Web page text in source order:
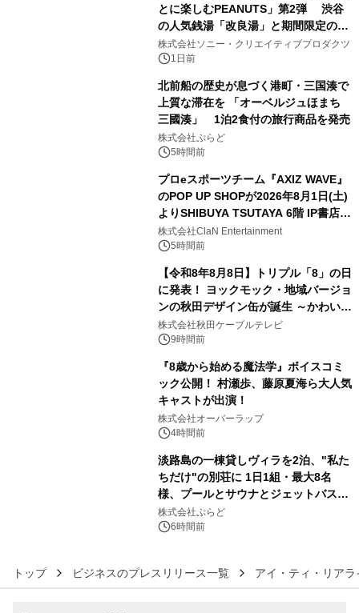
とに楽しむPEANUTS」第2弾 渋谷
の人気銭湯「改良湯」と期間限定のコ
ラボレーション サウナイキタイコラ
ボグッズも発売決定！
株式会社ソニー・クリエイティブプロダクツ
1日前
北前船の歴史が息づく港町・三国湊で
上質な滞在を 「オーベルジュほまち
三國湊」 1泊2食付の旅行商品を発売
株式会社ぷらど
5時間前
プロeスポーツチーム『AXIZ WAVE』
のPOP UP SHOPが2026年8月1日(土)
よりSHIBUYA TSUTAYA 6階 IP書店で
開催決定！！
株式会社ClaN Entertainment
5時間前
【令和8年8月8日】トリプル「8」の日
に発表！ ヨックモック・地域バージョ
ンの秋田デザイン缶が誕生 ～かわいい
秋田犬の子犬と秋田の四季と名所を巡
るパッケージ～ 9月1日(火)秋田県内で
株式会社秋田ケーブルテレビ
9時間前
『8歳から始める魔法学』ボイスコミ
ック公開！ 村瀬歩、藤原夏海ら大人気
キャストが出演！
株式会社オーバーラップ
4時間前
淡路島の一棟貸しヴィラを2泊、"私た
ちだけ"の別荘に 1日1組・最大8名
様、プールとサウナとジェットバス付
きで Villa Mon Temps AWAJIの連泊
素泊りプラン
株式会社ぷらど
6時間前
トップ ビジネスのプレスリリース一覧 アイ・ティ・リア